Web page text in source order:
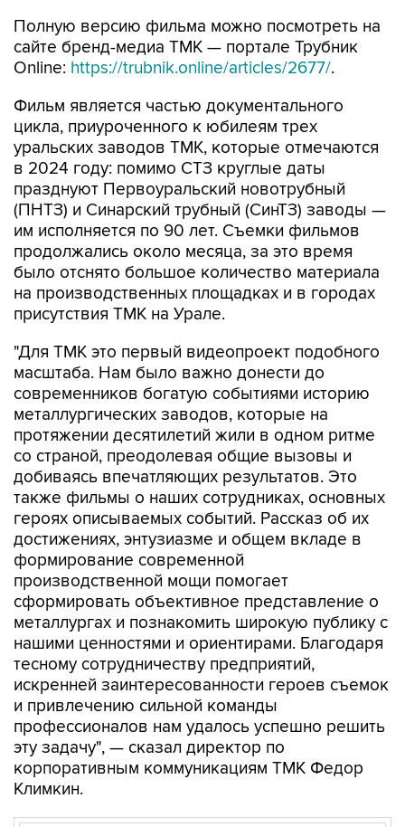
Полную версию фильма можно посмотреть на
сайте бренд-медиа ТМК — портале Трубник
Online: https://trubnik.online/articles/2677/.
Фильм является частью документального
цикла, приуроченного к юбилеям трех
уральских заводов ТМК, которые отмечаются
в 2024 году: помимо СТЗ круглые даты
празднуют Первоуральский новотрубный
(ПНТЗ) и Синарский трубный (СинТЗ) заводы —
им исполняется по 90 лет. Съемки фильмов
продолжались около месяца, за это время
было отснято большое количество материала
на производственных площадках и в городах
присутствия ТМК на Урале.
"Для ТМК это первый видеопроект подобного
масштаба. Нам было важно донести до
современников богатую событиями историю
металлургических заводов, которые на
протяжении десятилетий жили в одном ритме
со страной, преодолевая общие вызовы и
добиваясь впечатляющих результатов. Это
также фильмы о наших сотрудниках, основных
героях описываемых событий. Рассказ об их
достижениях, энтузиазме и общем вкладе в
формирование современной
производственной мощи помогает
сформировать объективное представление о
металлургах и познакомить широкую публику с
нашими ценностями и ориентирами. Благодаря
тесному сотрудничеству предприятий,
искренней заинтересованности героев съемок
и привлечению сильной команды
профессионалов нам удалось успешно решить
эту задачу", — сказал директор по
корпоративным коммуникациям ТМК Федор
Климкин.